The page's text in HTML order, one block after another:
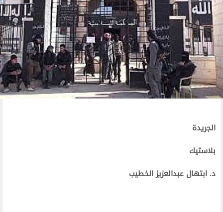
الجريدة
بلاستيك
د. ابتهال عبدالعزيز الخطيب